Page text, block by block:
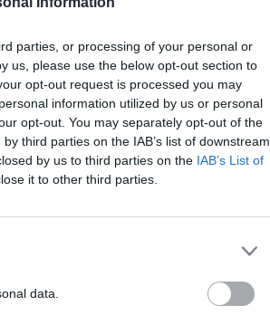
parties, or processing of your personal or
us, please use the below opt-out section to
opt-out request is processed you may
information utilized by us or personal
opt-out. You may separately opt-out of the
third parties on the IAB’s list of downstream
by us to third parties on the IAB’s List of
it to other third parties.
data.